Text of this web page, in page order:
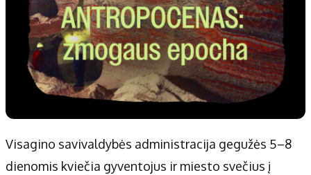
Visagino savivaldybės administracija gegužės 5–8
dienomis kviečia gyventojus ir miesto svečius į